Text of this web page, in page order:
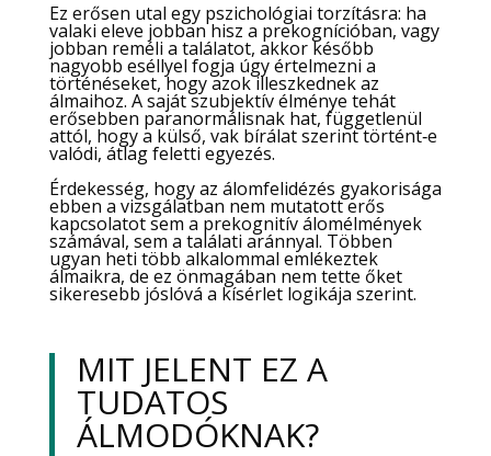
Ez erősen utal egy pszichológiai torzításra: ha
valaki eleve jobban hisz a prekognícióban, vagy
jobban reméli a találatot, akkor később
nagyobb eséllyel fogja úgy értelmezni a
történéseket, hogy azok illeszkednek az
álmaihoz. A saját szubjektív élménye tehát
erősebben paranormálisnak hat, függetlenül
attól, hogy a külső, vak bírálat szerint történt‑e
valódi, átlag feletti egyezés.
Érdekesség, hogy az álomfelidézés gyakorisága
ebben a vizsgálatban nem mutatott erős
kapcsolatot sem a prekognitív álomélmények
számával, sem a találati aránnyal. Többen
ugyan heti több alkalommal emlékeztek
álmaikra, de ez önmagában nem tette őket
sikeresebb jóslóvá a kísérlet logikája szerint.
MIT JELENT EZ A
TUDATOS
ÁLMODÓKNAK?